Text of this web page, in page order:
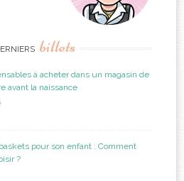
billets
à acheter dans un magasin de
avant la naissance
pour son enfant : Comment
?